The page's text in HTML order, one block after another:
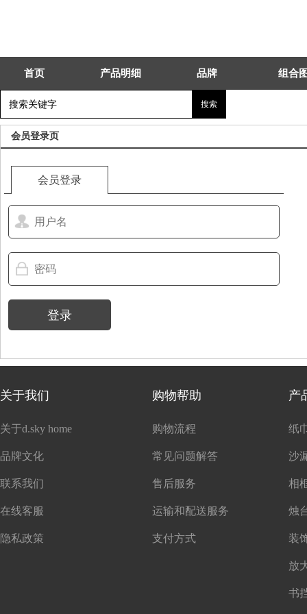
首页 产品明细 品牌 组合
会员登录页
会员登录
登录
关于我们
关于d.sky home
品牌文化
联系我们
在线客服
隐私政策
购物帮助
购物流程
常见问题解答
售后服务
运输和配送服务
支付方式
产
纸
沙
书